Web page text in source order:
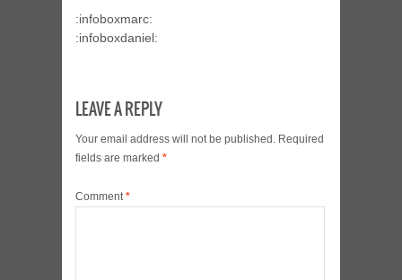
:infoboxmarc:
:infoboxdaniel:
LEAVE A REPLY
Your email address will not be published. Required
fields are marked *
Comment*